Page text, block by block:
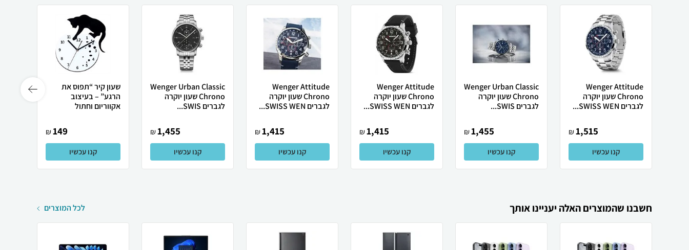
Wenger Attitude
Chrono שעון יוקרה
לגברים SWISS WEN...
1,515
₪
קנו עכשיו
Wenger Urban Classic
Chrono שעון יוקרה
לגברים SWIS...
1,455
₪
קנו עכשיו
Wenger Attitude
Chrono שעון יוקרה
לגברים SWISS WEN...
1,415
₪
קנו עכשיו
Wenger Attitude
Chrono שעון יוקרה
לגברים SWISS WEN...
1,415
₪
קנו עכשיו
Wenger Urban Classic
Chrono שעון יוקרה
לגברים SWIS...
1,455
₪
קנו עכשיו
שעון קיר “תפוס את
הרגע” – בעיצוב
אקווריום וחתול
149
₪
קנו עכשיו
חשבנו שהמוצרים האלה יעניינו אותך לכל המוצרים